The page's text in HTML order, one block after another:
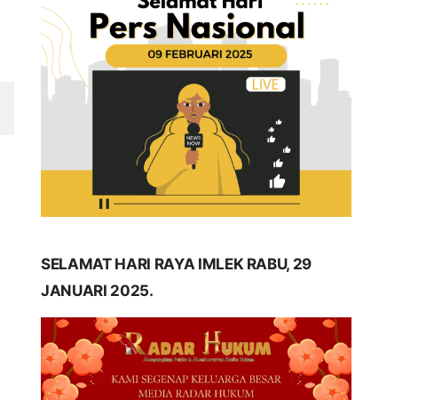
SELAMAT HARI RAYA IMLEK RABU, 29
JANUARI 2025.